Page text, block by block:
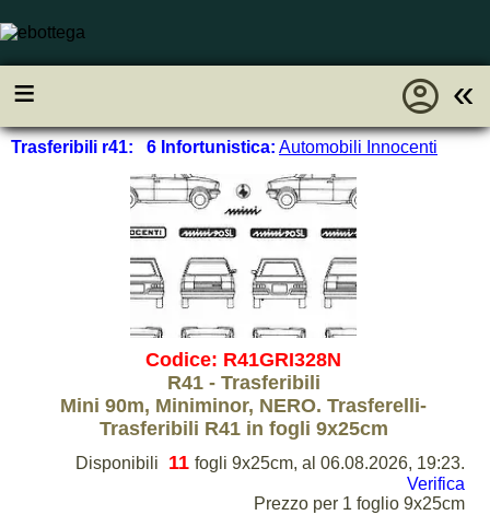
≡ «
account_circle
Trasferibili r41: 6 Infortunistica: Automobili Innocenti
Codice: R41GRI328N
R41 - Trasferibili
Mini 90m, Miniminor, NERO. Trasferelli-
Trasferibili R41 in fogli 9x25cm
Disponibili 11 fogli 9x25cm, al 06.08.2026, 19:23.
Verifica
Prezzo per 1 foglio 9x25cm